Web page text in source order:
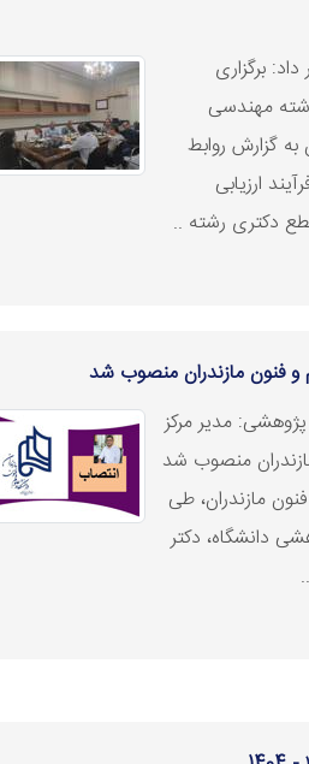
برگزاری
مهندسی
به گزارش روابط
ارزیابی
دکتری رشته ..
و فنون مازندران منصوب شد
مدیر مرکز
منصوب شد
مازندران، طی
دانشگاه، دکتر